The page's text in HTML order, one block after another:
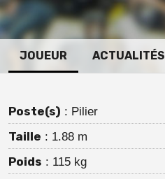
JOUEUR ACTUALITÉS
Poste(s) : Pilier
Taille : 1.88 m
Poids : 115 kg